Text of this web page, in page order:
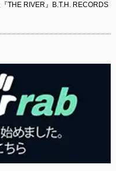
THE RIVER』B.T.H. RECORDS